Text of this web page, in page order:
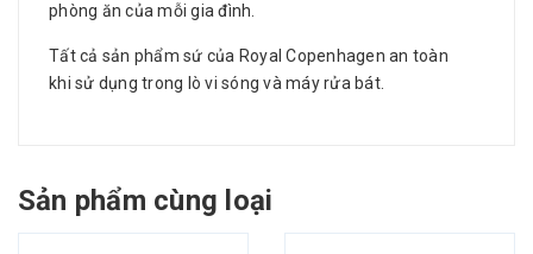
phòng ăn của mỗi gia đình.
Tất cả sản phẩm sứ của Royal Copenhagen an toàn
khi sử dụng trong lò vi sóng và máy rửa bát.
Sản phẩm cùng loại